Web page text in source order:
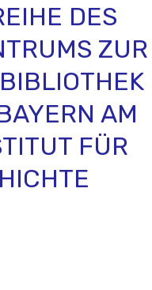
DES
ZUR
AM
FÜR